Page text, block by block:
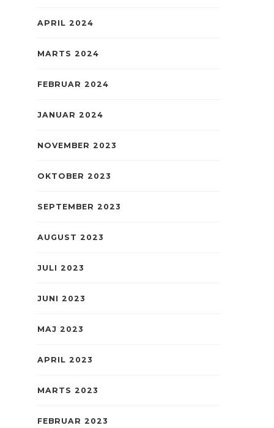
APRIL 2024
MARTS 2024
FEBRUAR 2024
JANUAR 2024
NOVEMBER 2023
OKTOBER 2023
SEPTEMBER 2023
AUGUST 2023
JULI 2023
JUNI 2023
MAJ 2023
APRIL 2023
MARTS 2023
FEBRUAR 2023